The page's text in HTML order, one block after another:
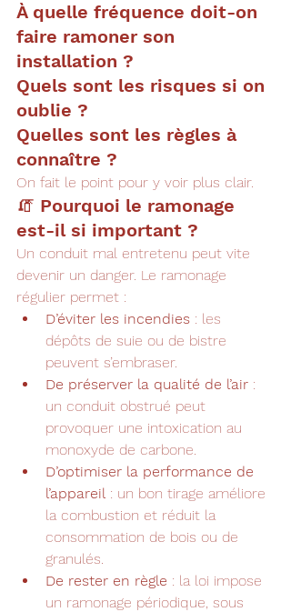
À quelle fréquence doit-on
faire ramoner son
installation ?
Quels sont les risques si on
oublie ?
Quelles sont les règles à
connaître ?
On fait le point pour y voir plus clair.
🧯 Pourquoi le ramonage
est-il si important ?
Un conduit mal entretenu peut vite
devenir un danger. Le ramonage
régulier permet :
D’éviter les incendies : les
dépôts de suie ou de bistre
peuvent s’embraser.
De préserver la qualité de l’air :
un conduit obstrué peut
provoquer une intoxication au
monoxyde de carbone.
D’optimiser la performance de
l’appareil : un bon tirage améliore
la combustion et réduit la
consommation de bois ou de
granulés.
De rester en règle : la loi impose
un ramonage périodique, sous